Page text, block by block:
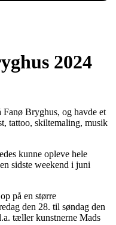
2024
Fanø Bryghus, og havde et
tattoo, skiltemaling, musik
kunne opleve hele
sidste weekend i juni
på en større
den 28. til søndag den
tæller kunstnerne Mads